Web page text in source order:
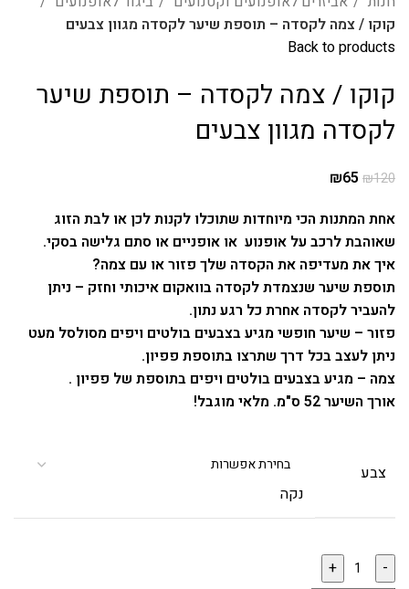
קוקו / צמה לקסדה – תוספת שיער לקסדה מגוון צבעים
Back to products
קוקו / צמה לקסדה – תוספת שיער
לקסדה מגוון צבעים
₪120
₪65
אחת המתנות הכי מיוחדות שתוכלו לקנות לכן או לבת הזוג
שאוהבת לרכב על אופנוע או אופניים או סתם גלישה בסקי.
איך את מעדיפה את הקסדה שלך פזור או עם צמה?
תוספת שיער שנצמדת לקסדה בוואקום איכותי וחזק – ניתן
להעביר לקסדה אחרת כל רגע נתון.
פזור – שיער חופשי מגיע בצבעים בולטים ויפים מסולסל מעט
ניתן לעצב בכל דרך שתרצו בתוספת פפיון.
צמה – מגיע בצבעים בולטים ויפים בתוספת של פפיון .
אורך השיער 52 ס"מ. מלאי מוגבל!
צבע
נקה